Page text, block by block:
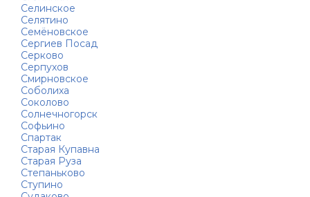
Селинское
Селятино
Семёновское
Сергиев Посад
Серково
Серпухов
Смирновское
Соболиха
Соколово
Солнечногорск
Софьино
Спартак
Старая Купавна
Старая Руза
Степаньково
Ступино